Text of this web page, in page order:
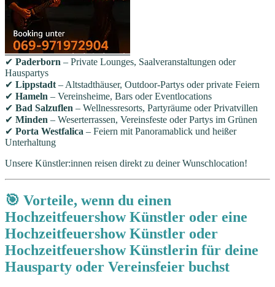
✔ Paderborn – Private Lounges, Saalveranstaltungen oder
Hauspartys
✔ Lippstadt – Altstadthäuser, Outdoor-Partys oder private Feiern
✔ Hameln – Vereinsheime, Bars oder Eventlocations
✔ Bad Salzuflen – Wellnessresorts, Partyräume oder Privatvillen
✔ Minden – Weserterrassen, Vereinsfeste oder Partys im Grünen
✔ Porta Westfalica – Feiern mit Panoramablick und heißer
Unterhaltung
Unsere Künstler:innen reisen direkt zu deiner Wunschlocation!
🎯 Vorteile, wenn du einen
Hochzeitfeuershow Künstler oder eine
Hochzeitfeuershow Künstler oder
Hochzeitfeuershow Künstlerin für deine
Hausparty oder Vereinsfeier buchst